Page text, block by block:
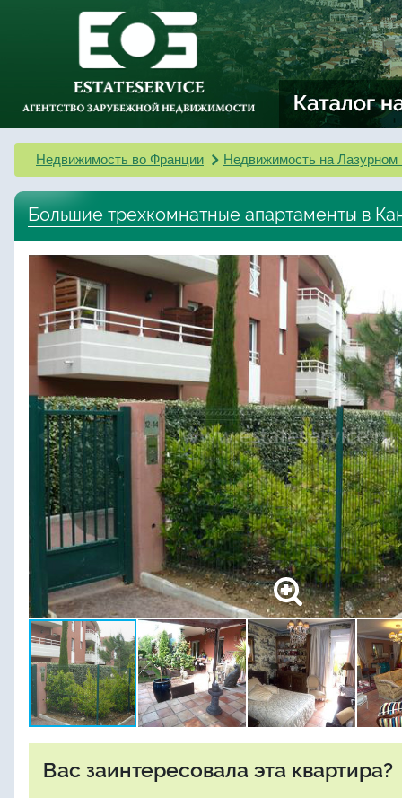
Недвижимость во Франции Недвижимость на Лазурном
Большие трехкомнатные апартаменты в
Вас заинтересовала эта квартира?